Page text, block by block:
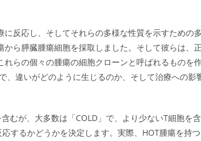
反応し、そしてそれらの多様な性質を示すための多
ら膵臓腫瘍細胞を採取しました。そして彼らは、正
らの個々の腫瘍の細胞クローンと呼ばれるものを
、違いがどのように生じるのか、そして治療への影
むが、大多数は「COLD」で、より少ないT細胞を含
するかどうかを決定します。実際、HOT腫瘍を持つ